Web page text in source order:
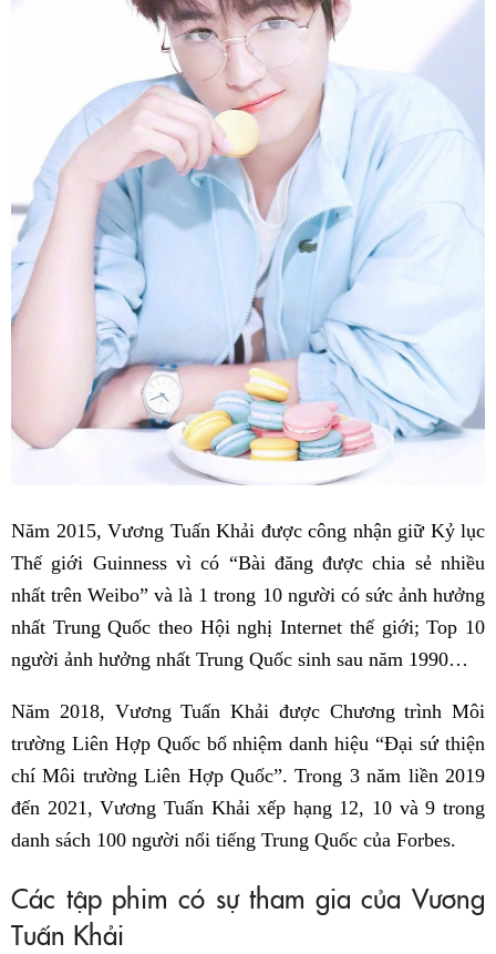
Năm 2015, Vương Tuấn Khải được công nhận giữ Kỷ lục
Thế giới Guinness vì có “Bài đăng được chia sẻ nhiều
nhất trên Weibo” và là 1 trong 10 người có sức ảnh hưởng
nhất Trung Quốc theo Hội nghị Internet thế giới; Top 10
người ảnh hưởng nhất Trung Quốc sinh sau năm 1990…
Năm 2018, Vương Tuấn Khải được Chương trình Môi
trường Liên Hợp Quốc bổ nhiệm danh hiệu “Đại sứ thiện
chí Môi trường Liên Hợp Quốc”. Trong 3 năm liền 2019
đến 2021, Vương Tuấn Khải xếp hạng 12, 10 và 9 trong
danh sách 100 người nổi tiếng Trung Quốc của Forbes.
Các tập phim có sự tham gia của Vương
Tuấn Khải